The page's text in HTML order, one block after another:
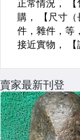
賣家最新刊登